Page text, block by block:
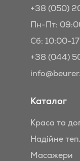
+38 (050)
Пн-Пт:
Сб: 10:00-
+38 (044)
Каталог
Краса та
Надійне
Масажери